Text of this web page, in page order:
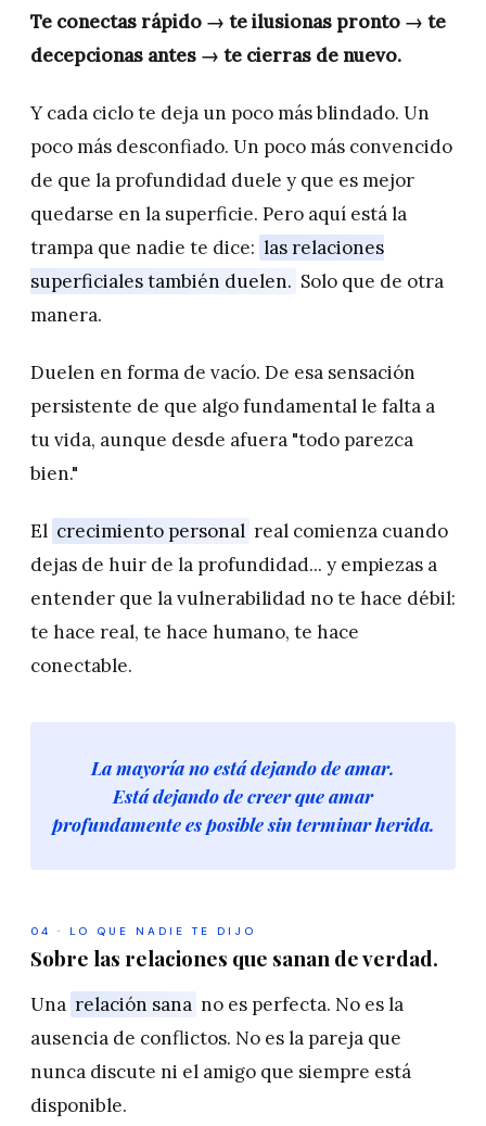
Te conectas rápido → te ilusionas pronto → te
decepcionas antes → te cierras de nuevo.
Y cada ciclo te deja un poco más blindado. Un
poco más desconfiado. Un poco más convencido
de que la profundidad duele y que es mejor
quedarse en la superficie. Pero aquí está la
trampa que nadie te dice: las relaciones
superficiales también duelen. Solo que de otra
manera.
Duelen en forma de vacío. De esa sensación
persistente de que algo fundamental le falta a
tu vida, aunque desde afuera "todo parezca
bien."
El crecimiento personal real comienza cuando
dejas de huir de la profundidad... y empiezas a
entender que la vulnerabilidad no te hace débil:
te hace real, te hace humano, te hace
conectable.
La mayoría no está dejando de amar.
Está dejando de creer que amar
profundamente es posible sin terminar herida.
04 · LO QUE NADIE TE DIJO
Sobre las relaciones que sanan de verdad.
Una relación sana no es perfecta. No es la
ausencia de conflictos. No es la pareja que
nunca discute ni el amigo que siempre está
disponible.